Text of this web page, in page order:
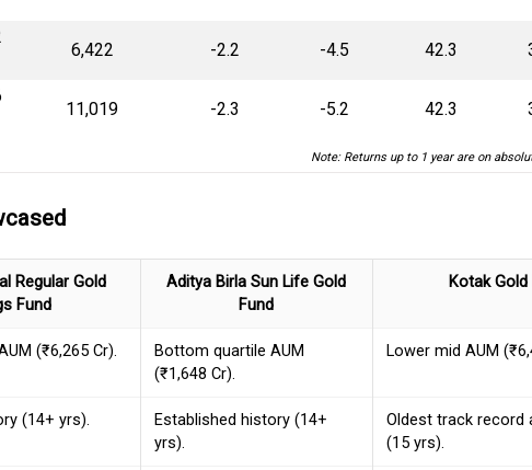
₹6,422 -2.2 -4.5 42.3
₹11,019 -2.3 -5.2 42.3
Note: Returns up to 1 year are on
Regular Gold
Fund
Aditya Birla Sun Life Gold
Fund
Kotak Gold
(₹6,265 Cr).
Bottom quartile AUM
(₹1,648 Cr).
Lower mid AUM
(14+ yrs).
Established history (14+
yrs).
Oldest track record
(15 yrs).